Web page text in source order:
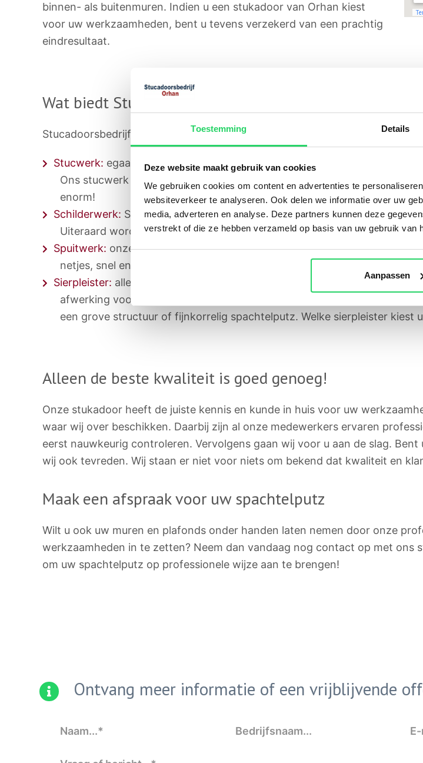
Toestemming Details
Deze website maakt gebruik van cookies
We gebruiken cookies om content en advertenties te
websiteverkeer te analyseren. Ook delen we informatie over uw
media, adverteren en analyse. Deze partners kunnen deze
verstrekt of die ze hebben verzameld op basis van uw gebruik van
Aanpassen
binnen- als buitenmuren. Indien u een stukadoor van Orhan kiest
voor uw werkzaamheden, bent u tevens verzekerd van een prachtig
eindresultaat.
Wat biedt Stucadoorsbedrijf Orhan u?
Stucadoorsbedrijf Orhan heeft u vele diensten te bieden. Welke diensten
Stucwerk: egaal stucwerk zonder fouten is dé ideale basis voor sterke
Ons stucwerk is van hoge kwaliteit, vochtregulerend en
enorm!
Schilderwerk: Stucadoorsbedrijf Orhan levert een totaalconcept. Wij
Uiteraard wordt alles met dezelfde kwaliteit en vakkundigheid
Spuitwerk: onze stukadoors voeren spuitwerk (ook wel spackwerk) uit
netjes, snel en effectief en levert een perfect strak eindresultaat. Ideaal
Sierpleister: alleen echte vakmensen kunnen sierpleister egaal en strak
afwerking voor muren, zodat deze er mooi uit komen te zien. Er zijn
een grove structuur of fijnkorrelig spachtelputz. Welke sierpleister kiest
Alleen de beste kwaliteit is goed genoeg!
Onze stukadoor heeft de juiste kennis en kunde in huis voor uw
waar wij over beschikken. Daarbij zijn al onze medewerkers ervaren
eerst nauwkeurig controleren. Vervolgens gaan wij voor u aan de slag.
wij ook tevreden. Wij staan er niet voor niets om bekend dat kwaliteit en
Maak een afspraak voor uw spachtelputz
Wilt u ook uw muren en plafonds onder handen laten nemen door onze
werkzaamheden in te zetten? Neem dan vandaag nog contact op met ons
om uw spachtelputz op professionele wijze aan te brengen!
Ontvang meer informatie of een vrijblijvende